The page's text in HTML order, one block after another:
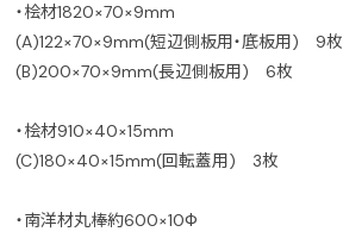
・桧材1820×70×9mm
(A)122×70×9mm(短辺側板用・底板用) 9枚
(B)200×70×9mm(長辺側板用) 6枚
・桧材910×40×15mm
(C)180×40×15mm(回転蓋用) 3枚
・南洋材丸棒約600×10Ф